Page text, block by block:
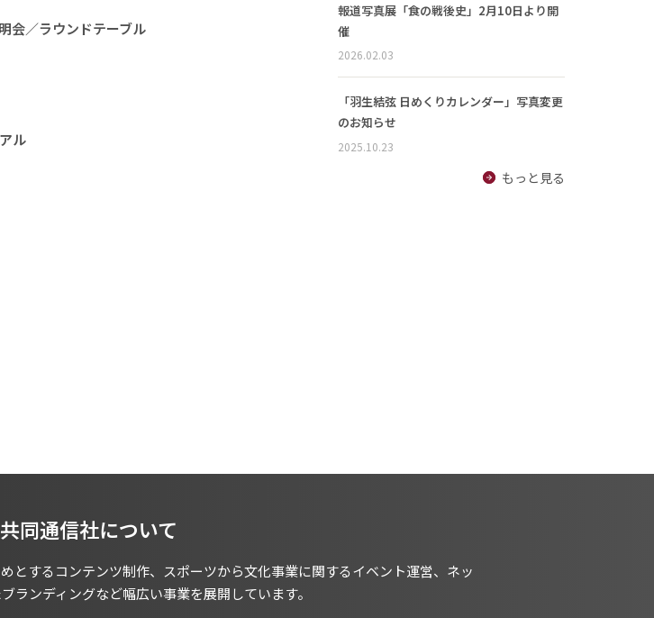
会／ラウンドテーブル
ル
報道写真展「食の戦後史」2月10日より開
催
2026.02.03
「羽生結弦 日めくりカレンダー」写真変更
のお知らせ
2025.10.23
もっと見る
同通信社について
とするコンテンツ制作、スポーツから文化事業に関するイベント運営、ネッ
ランディングなど幅広い事業を展開しています。